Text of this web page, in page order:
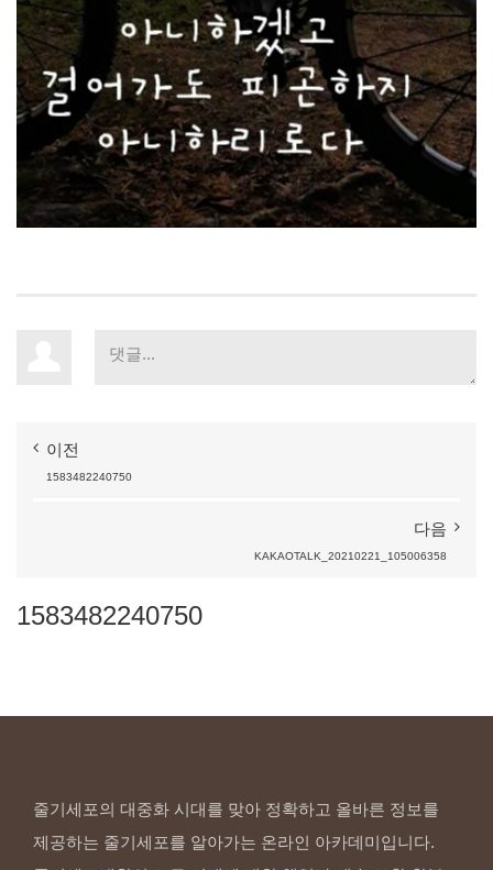
이전
1583482240750
다음
KAKAOTALK_20210221_105006358
1583482240750
줄기세포의 대중화 시대를 맞아 정확하고 올바른 정보를
제공하는 줄기세포를 알아가는 온라인 아카데미입니다.